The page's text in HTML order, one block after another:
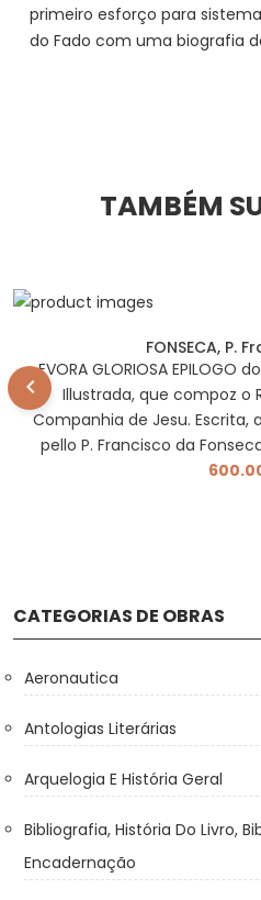
CATEGORIAS DE OBRAS
Aeronautica
Antologias Literárias
Arquelogia E História Geral
Bibliografia, História Do Livro,
Encadernação
primeiro esforço para
do Fado com uma biografia
TAMBÉM
FONSECA, P.
EVORA GLORIOSA
Illustrada, que compoz o
Companhia de Jesu.
pello P. Francisco da